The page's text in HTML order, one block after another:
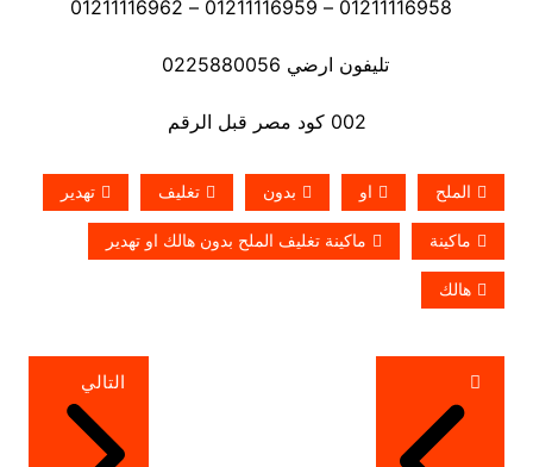
تليفون ارضي 0225880056
002 كود مصر قبل الرقم
الملح او بدون تغليف تهدير
ماكينة ماكينة تغليف الملح بدون هالك او تهدير
هالك
تصفّح
المقالات
التالي